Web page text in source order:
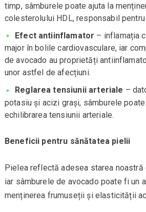
timp, sâmburele poate ajuta la
colesterolului HDL, responsabil pentru
Efect antiinflamator – inflamația
major în bolile cardiovasculare, iar
de avocado au proprietăți
unor astfel de afecțiuni.
Reglarea tensiunii arteriale –
potasiu și acizi grași, sâmburele
echilibrarea tensiunii arteriale.
Beneficii pentru sănătatea pielii
Pielea reflectă adesea starea
iar sâmburele de avocado poate fi un
menținerea frumuseții și elasticității